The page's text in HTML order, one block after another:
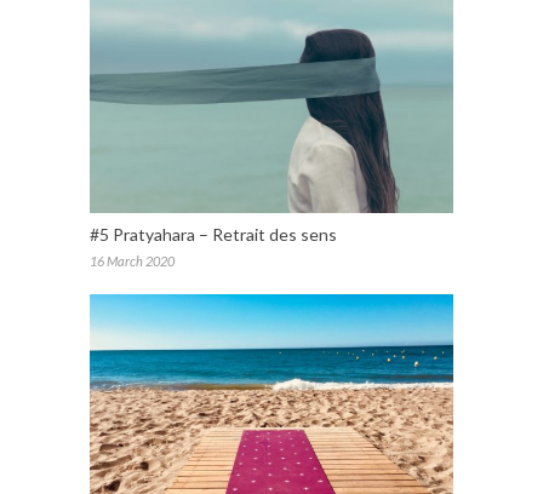
#5 Pratyahara – Retrait des sens
16 March 2020